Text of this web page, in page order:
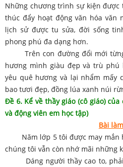
Những chương trình sự kiện được
thúc đẩy hoạt động văn hóa văn
lịch sử được tu sửa, đời sống
phong phú đa dạng hơn.
Trên con đường đổi mới từng
hương mình giàu đẹp và trù phú
yêu quê hương và lại nhẩm mấy
bao tươi đẹp, đồng lúa xanh núi
Đề 6. Kể về thầy giáo (cô giáo)
và động viên em học tập)
Bài làm
Năm lớp 5 tôi được may mắn
chúng tôi vẫn còn nhớ mãi những
Dáng người thầy cao to, phải